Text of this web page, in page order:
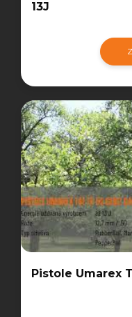
13J
Pistole Umarex